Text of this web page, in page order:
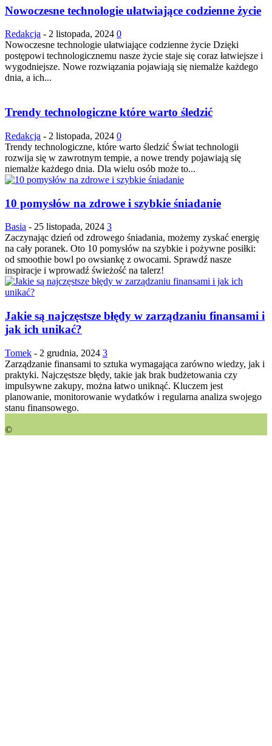
Nowoczesne technologie ułatwiające codzienne życie
Redakcja - 2 listopada, 2024 0
Nowoczesne technologie ułatwiające codzienne życie Dzięki
postępowi technologicznemu nasze życie staje się coraz łatwiejsze i
wygodniejsze. Nowe rozwiązania pojawiają się niemalże każdego
dnia, a ich...
Trendy technologiczne które warto śledzić
Redakcja - 2 listopada, 2024 0
Trendy technologiczne, które warto śledzić Świat technologii
rozwija się w zawrotnym tempie, a nowe trendy pojawiają się
niemalże każdego dnia. Dla wielu osób może to...
10 pomysłów na zdrowe i szybkie śniadanie
Basia - 25 listopada, 2024 3
Zaczynając dzień od zdrowego śniadania, możemy zyskać energię
na cały poranek. Oto 10 pomysłów na szybkie i pożywne posiłki:
od smoothie bowl po owsiankę z owocami. Sprawdź nasze
inspiracje i wprowadź świeżość na talerz!
Jakie są najczęstsze błędy w zarządzaniu finansami i
jak ich unikać?
Tomek - 2 grudnia, 2024 3
Zarządzanie finansami to sztuka wymagająca zarówno wiedzy, jak i
praktyki. Najczęstsze błędy, takie jak brak budżetowania czy
impulsywne zakupy, można łatwo uniknąć. Kluczem jest
planowanie, monitorowanie wydatków i regularna analiza swojego
stanu finansowego.
©